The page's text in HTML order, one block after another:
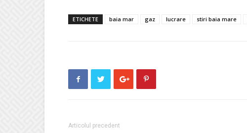
ETICHETE baia mar gaz lucrare stiri baia mare
Articolul precedent